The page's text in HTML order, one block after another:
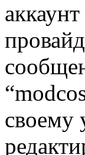
своему